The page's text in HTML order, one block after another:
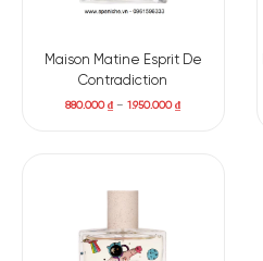
Maison Matine Esprit De
Contradiction
880.000₫ –1.950.000₫